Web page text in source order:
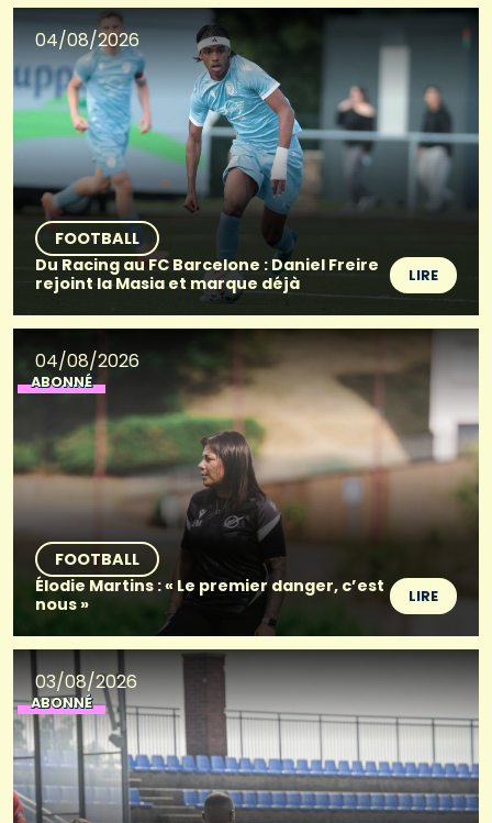
04/08/2026
FOOTBALL
Du Racing au FC Barcelone : Daniel Freire
rejoint la Masia et marque déjà
LIRE
04/08/2026
ABONNÉ
FOOTBALL
Élodie Martins : « Le premier danger, c’est
nous »
LIRE
03/08/2026
ABONNÉ